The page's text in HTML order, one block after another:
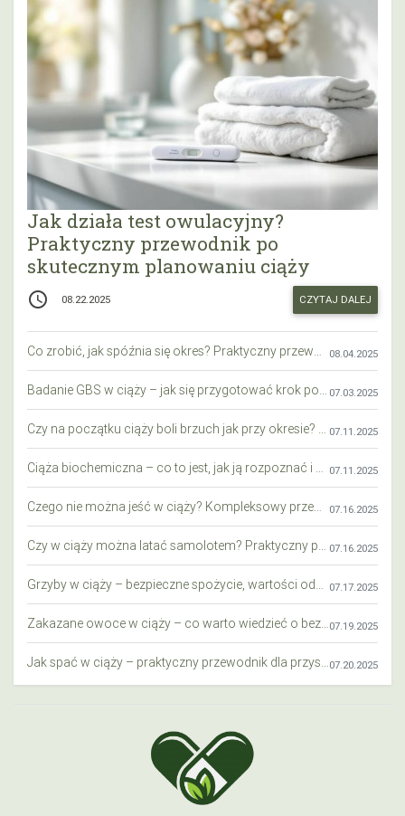
Jak działa test owulacyjny?
Praktyczny przewodnik po
skutecznym planowaniu ciąży
access_time 08.22.2025 CZYTAJ DALEJ
08.04.2025
07.03.2025
07.11.2025
07.11.2025
07.16.2025
07.16.2025
07.17.2025
07.19.2025
07.20.2025